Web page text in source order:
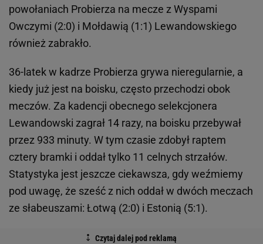
powołaniach Probierza na mecze z Wyspami
Owczymi (2:0) i Mołdawią (1:1) Lewandowskiego
również zabrakło.
36-latek w kadrze Probierza grywa nieregularnie, a
kiedy już jest na boisku, często przechodzi obok
meczów. Za kadencji obecnego selekcjonera
Lewandowski zagrał 14 razy, na boisku przebywał
przez 933 minuty. W tym czasie zdobył raptem
cztery bramki i oddał tylko 11 celnych strzałów.
Statystyka jest jeszcze ciekawsza, gdy weźmiemy
pod uwagę, że sześć z nich oddał w dwóch meczach
ze słabeuszami: Łotwą (2:0) i Estonią (5:1).